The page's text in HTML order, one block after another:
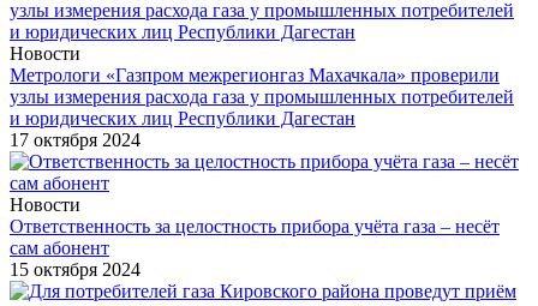
Новости
Метрологи «Газпром межрегионгаз Махачкала» проверили
узлы измерения расхода газа у промышленных потребителей
и юридических лиц Республики Дагестан
17 октября 2024
Новости
Ответственность за целостность прибора учёта газа – несёт
сам абонент
15 октября 2024